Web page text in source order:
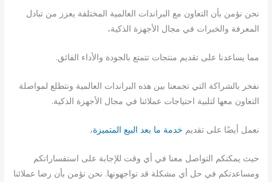
نحن نؤمن بأن التعاون مع البراندات العالمية المختلفة يعزز من تبادل
المعرفة والخبرات في مجال الأجهزة الذكية،
مما يساعدنا على تقديم منتجات تتمتع بالجودة والأداء الفائق.
نفخر بالشراكة التي تجمعنا بين هذه البراندات العالمية ونتطلع لمواصلة
التعاون معها لتلبية احتياجات عملائنا في مجال الأجهزة الذكية.
نعمل أيضًا على تقديم خدمة ما بعد البيع المتميزة،
حيث يمكنكم التواصل معنا في أي وقت للإجابة على استفساراتكم
ومساعدتكم في حل أي مشكلة قد تواجهونها. نحن نؤمن بأن رضا عملائنا